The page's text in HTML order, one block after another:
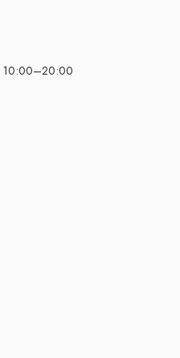
10:00–20:00